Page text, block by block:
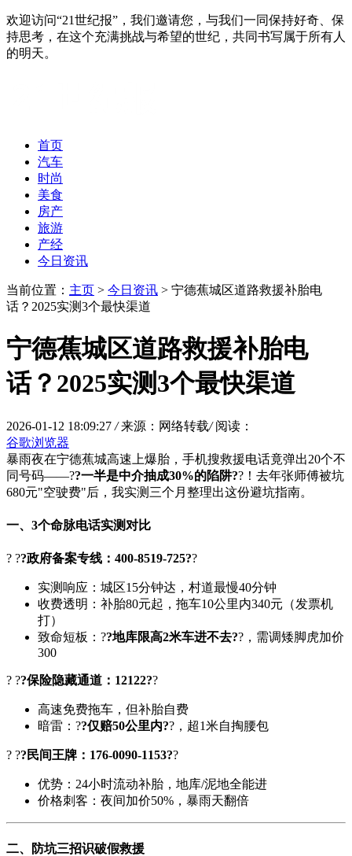
欢迎访问“21世纪报”，我们邀请您，与我们一同保持好奇、保
持思考，在这个充满挑战与希望的世纪，共同书写属于所有人
的明天。
首页
汽车
时尚
美食
房产
旅游
产经
今日资讯
当前位置： 主页 > 今日资讯 > 宁德蕉城区道路救援补胎电
话？2025实测3个最快渠道
宁德蕉城区道路救援补胎电
话？2025实测3个最快渠道
2026-01-12 18:09:27 / 来源：网络转载/ 阅读：
谷歌浏览器
暴雨夜在宁德蕉城高速上爆胎，手机搜救援电话竟弹出20个不
同号码——??一半是中介抽成30%的陷阱??！去年张师傅被坑
680元"空驶费"后，我实测三个月整理出这份避坑指南。
一、3个命脉电话实测对比
? ??政府备案专线：400-8519-725??
实测响应：城区15分钟达，村道最慢40分钟
收费透明：补胎80元起，拖车10公里内340元（发票机
打）
致命短板：??地库限高2米车进不去??，需调矮脚虎加价
300
? ??保险隐藏通道：12122??
高速免费拖车，但补胎自费
暗雷：??仅赔50公里内??，超1米自掏腰包
? ??民间王牌：176-0090-1153??
优势：24小时流动补胎，地库/泥地全能进
价格刺客：夜间加价50%，暴雨天翻倍
二、防坑三招识破假救援